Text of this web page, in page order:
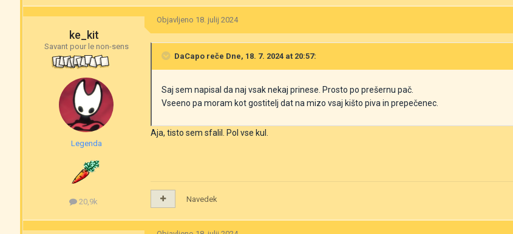
ke_kit
Savant pour le non-sens
Legenda
20,9k
Objavljeno 18. julij 2024
DaCapo reče Dne, 18. 7. 2024 at 20:57:
Saj sem napisal da naj vsak nekaj prinese. Prosto po prešernu pač.
Vseeno pa moram kot gostitelj dat na mizo vsaj kišto piva in prepečenec.
Aja, tisto sem sfalil. Pol vse kul.
Navedek